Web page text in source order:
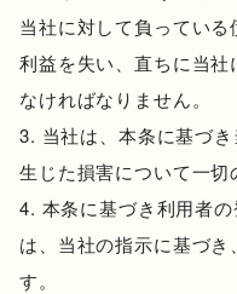
当社に対して負ってい
利益を失い、直ちに当
なければなりません。
当社は、本条に基づ
生じた損害について一切
本条に基づき利用者
は、当社の指示に基づ
す。